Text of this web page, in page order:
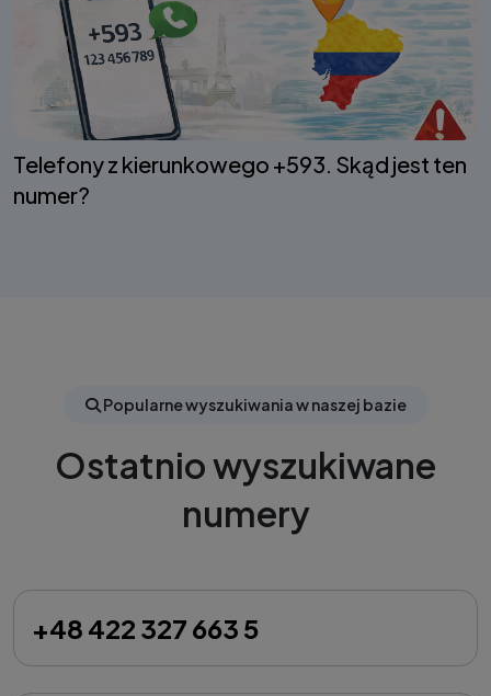
Telefony z kierunkowego +593. Skąd jest ten
numer?
Popularne wyszukiwania w naszej bazie
Ostatnio wyszukiwane
numery
+48 422 327 663 5